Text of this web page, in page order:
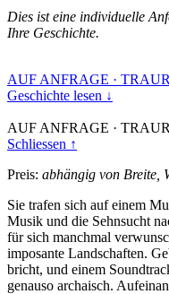
Dies ist eine individuelle
Ihre Geschichte.
AUF ANFRAGE ·
Geschichte lesen ↓
AUF ANFRAGE ·
Schliessen ↑
Preis: abhängig von Breite,
Sie trafen sich auf einem
Musik und die Sehnsucht
für sich manchmal
imposante Landschaften.
bricht, und einem
genauso archaisch.